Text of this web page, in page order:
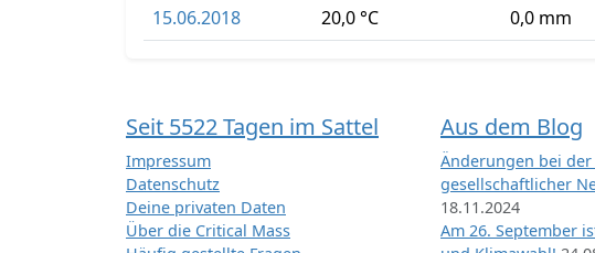
15.06.2018
20,0 °C 0,0 mm
Seit 5522 Tagen im Sattel
Impressum
Datenschutz
Deine privaten Daten
Über die Critical Mass
Aus dem Blog
Änderungen bei
gesellschaftlicher
18.11.2024
Am 26. September